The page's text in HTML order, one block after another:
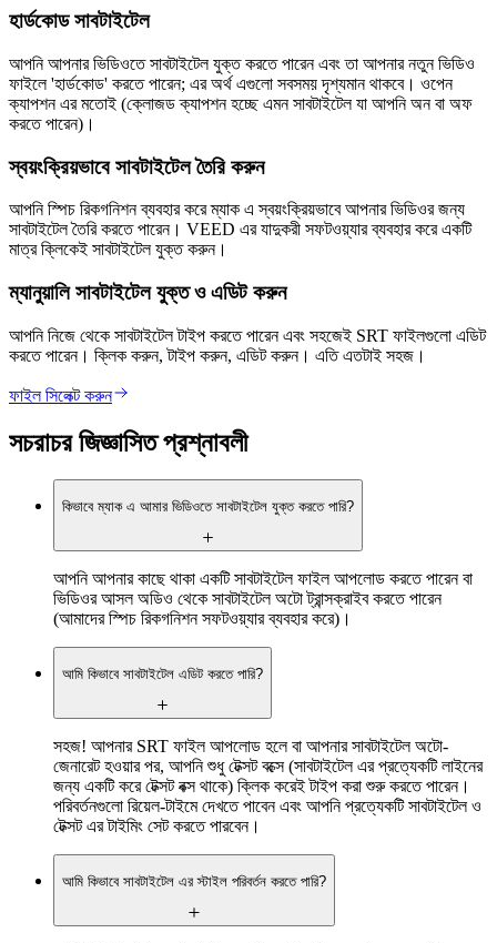
হার্ডকোড সাবটাইটেল
আপনি আপনার ভিডিওতে সাবটাইটেল যুক্ত করতে পারেন এবং তা আপনার নতুন ভিডিও
ফাইলে 'হার্ডকোড' করতে পারেন; এর অর্থ এগুলো সবসময় দৃশ্যমান থাকবে। ওপেন
ক্যাপশন এর মতোই (ক্লোজড ক্যাপশন হচ্ছে এমন সাবটাইটেল যা আপনি অন বা অফ
করতে পারেন)।
স্বয়ংক্রিয়ভাবে সাবটাইটেল তৈরি করুন
আপনি স্পিচ রিকগনিশন ব্যবহার করে ম্যাক এ স্বয়ংক্রিয়ভাবে আপনার ভিডিওর জন্য
সাবটাইটেল তৈরি করতে পারেন। VEED এর যাদুকরী সফটওয়্যার ব্যবহার করে একটি
মাত্র ক্লিকেই সাবটাইটেল যুক্ত করুন।
ম্যানুয়ালি সাবটাইটেল যুক্ত ও এডিট করুন
আপনি নিজে থেকে সাবটাইটেল টাইপ করতে পারেন এবং সহজেই SRT ফাইলগুলো এডিট
করতে পারেন। ক্লিক করুন, টাইপ করুন, এডিট করুন। এতি এতটাই সহজ।
ফাইল সিলেক্ট করুন
সচরাচর জিজ্ঞাসিত প্রশ্নাবলী
কিভাবে ম্যাক এ আমার ভিডিওতে সাবটাইটেল যুক্ত করতে পারি?
আপনি আপনার কাছে থাকা একটি সাবটাইটেল ফাইল আপলোড করতে পারেন বা
ভিডিওর আসল অডিও থেকে সাবটাইটেল অটো ট্রান্সক্রাইব করতে পারেন
(আমাদের স্পিচ রিকগনিশন সফটওয়্যার ব্যবহার করে)।
আমি কিভাবে সাবটাইটেল এডিট করতে পারি?
সহজ! আপনার SRT ফাইল আপলোড হলে বা আপনার সাবটাইটেল অটো-
জেনারেট হওয়ার পর, আপনি শুধু টেক্সট বক্সে (সাবটাইটেল এর প্রত্যেকটি লাইনের
জন্য একটি করে টেক্সট বক্স থাকে) ক্লিক করেই টাইপ করা শুরু করতে পারেন।
পরিবর্তনগুলো রিয়েল-টাইমে দেখতে পাবেন এবং আপনি প্রত্যেকটি সাবটাইটেল ও
টেক্সট এর টাইমিং সেট করতে পারবেন।
আমি কিভাবে সাবটাইটেল এর স্টাইল পরিবর্তন করতে পারি?